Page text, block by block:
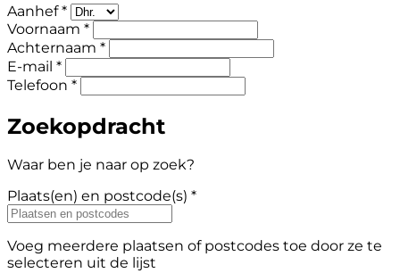
Aanhef *
Voornaam *
Achternaam *
E-mail *
Telefoon *
Zoekopdracht
Waar ben je naar op zoek?
Plaats(en) en postcode(s) *
Voeg meerdere plaatsen of postcodes toe door ze te
selecteren uit de lijst